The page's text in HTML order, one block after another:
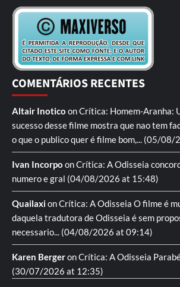
COMENTÁRIOS RECENTES
Altair Inotico onCrítica: Homem-Aranha:
sucesso desse filme mostra que nao tem
o que o publico quer é filme bom,... (05/08/
Ivan Incorpo onCrítica: A Odisseia
numero e gral (04/08/2026 at 15:48)
QuailaxionCrítica: A Odisseia O filme é
daquela tradutora de Odisseia é sem
necessario... (04/08/2026 at 09:14)
Karen BergeronCrítica: A Odisseia
(30/07/2026 at 12:35)